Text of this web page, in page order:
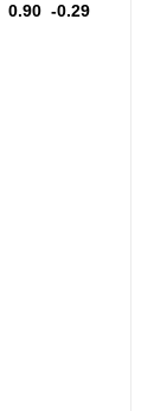
0.90 -0.29